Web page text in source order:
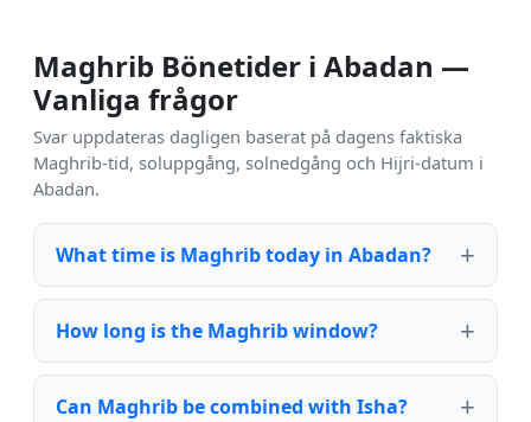
Maghrib Bönetider i Abadan —
Vanliga frågor
Svar uppdateras dagligen baserat på dagens faktiska
Maghrib-tid, soluppgång, solnedgång och Hijri-datum i
Abadan.
What time is Maghrib today in Abadan?
How long is the Maghrib window?
Can Maghrib be combined with Isha?